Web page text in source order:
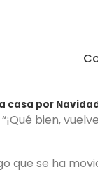
casa por
bien,
que se ha